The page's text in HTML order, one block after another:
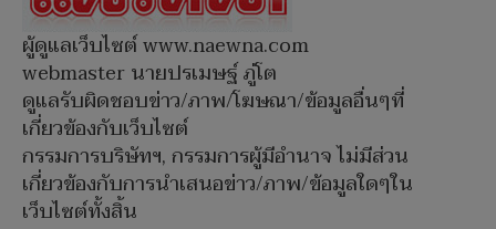
ผู้ดูแลเว็บไซต์ www.naewna.com
webmaster นายปรเมษฐ์ ภู่โต
ดูแลรับผิดชอบข่าว/ภาพ/โฆษณา/ข้อมูลอื่นๆที่
เกี่ยวข้องกับเว็บไซต์
กรรมการบริษัทฯ, กรรมการผู้มีอำนาจ ไม่มีส่วน
เกี่ยวข้องกับการนำเสนอข่าว/ภาพ/ข้อมูลใดๆใน
เว็บไซต์ทั้งสิ้น